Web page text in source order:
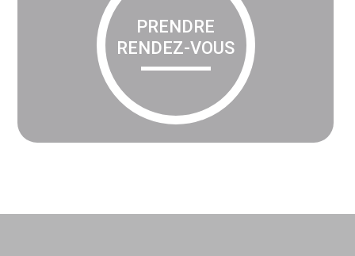
PRENDRE
RENDEZ-VOUS